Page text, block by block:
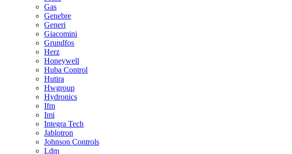
Gas
Genebre
Generi
Giacomini
Grundfos
Herz
Honeywell
Huba Control
Hutira
Hwgroup
Hydronics
Ifm
Imi
Integra Tech
Jablotron
Johnson Controls
Ldm